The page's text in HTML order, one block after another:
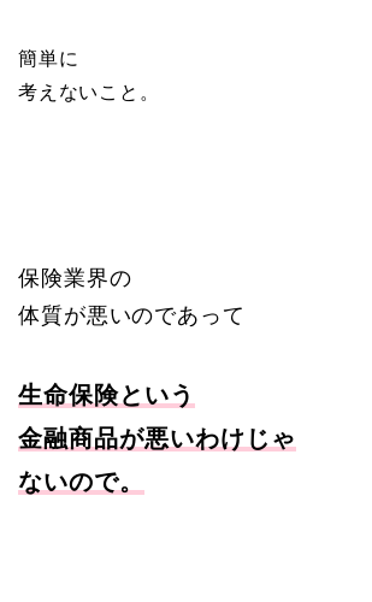
簡単に
考えないこと。
保険業界の
体質が悪いのであって
生命保険という
金融商品が悪いわけじゃ
ないので。